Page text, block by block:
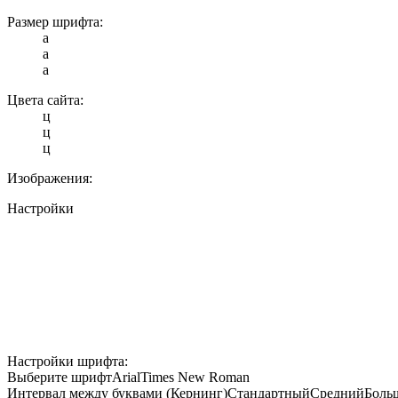
Размер шрифта:
a
a
a
Цвета сайта:
ц
ц
ц
Изображения:
Настройки
Настройки шрифта:
Выберите шрифтArialTimes New Roman
Интервал между буквами (Кернинг)СтандартныйСредний